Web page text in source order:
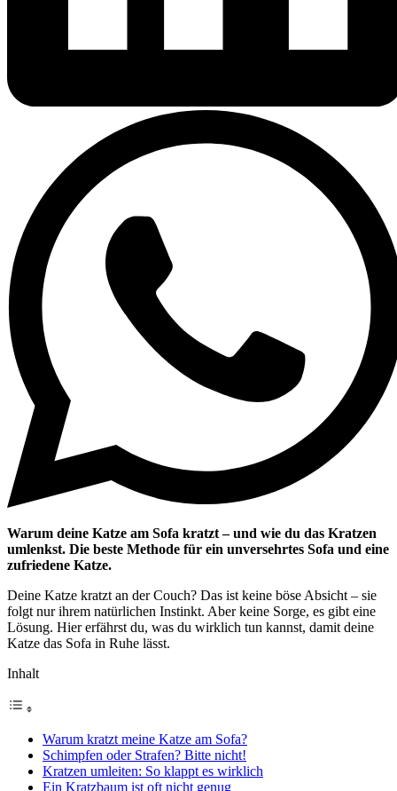
Warum deine Katze am Sofa kratzt – und wie du das Kratzen
umlenkst. Die beste Methode für ein unversehrtes Sofa und eine
zufriedene Katze.
Deine Katze kratzt an der Couch? Das ist keine böse Absicht – sie
folgt nur ihrem natürlichen Instinkt. Aber keine Sorge, es gibt eine
Lösung. Hier erfährst du, was du wirklich tun kannst, damit deine
Katze das Sofa in Ruhe lässt.
Inhalt
Warum kratzt meine Katze am Sofa?
Schimpfen oder Strafen? Bitte nicht!
Kratzen umleiten: So klappt es wirklich
Ein Kratzbaum ist oft nicht genug